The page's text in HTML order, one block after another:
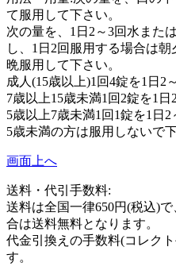
て服用して下さい。
次の量を、1日2～3回水また
し、1日2回服用する場合は
晩服用して下さい。
成人(15歳以上)1回4錠を1日2
7歳以上15歳未満1回2錠を1日
5歳以上7歳未満1回1錠を1日2
5歳未満の方は服用しないで下
画面上へ
送料・代引手数料:
送料は全国一律650円(税込)
合は送料無料となります。
代金引換えの手数料(コレク
す。